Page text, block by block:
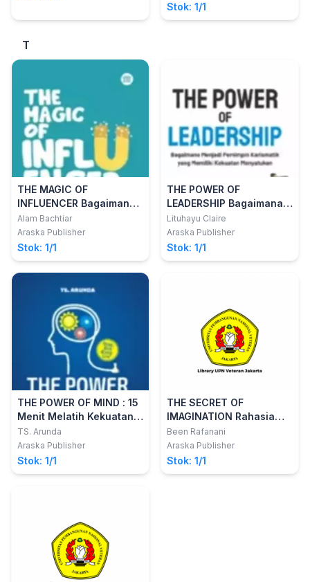
Stok: 1/1
T
THE MAGIC OF
INFLUENCER Bagaimana
Memberi Nilai pada Diri
Sendiri dan Memikat
Orang Lain
Alam Bachtiar
Araska Publisher
Stok: 1/1
THE POWER OF
LEADERSHIP Bagaimana
Menjadi Pemimpin
Karismatik yang Memiliki
Kekuatan Menyatukan
Lituhayu Claire
Araska Publisher
Stok: 1/1
THE POWER OF MIND : 15
Menit Melatih Kekuatan
Pikiran untuk
Kesuksesan, Kekayaan
dan Panjang Umur
TS. Arunda
Araska Publisher
Stok: 1/1
THE SECRET OF
IMAGINATION Rahasia
Melatih Imajinasi agar
Selalu Berpikir dan
Bertindak Positif Setiap
Hari
Been Rafanani
Araska Publisher
Stok: 1/1